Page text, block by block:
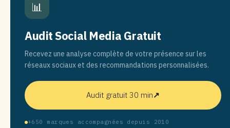
📊
Audit Social Media Gratuit
Recevez une analyse complète de votre présence sur les
réseaux sociaux et des recommandations personnalisées.
Audit gratuit 30 min↗
+650 marques accompagnées depuis 2010